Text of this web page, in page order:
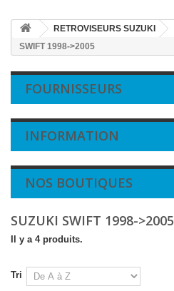
RETROVISEURS SUZUKI
SWIFT 1998->2005
FOURNISSEURS
INFORMATION
NOS BOUTIQUES
SUZUKI SWIFT 1998->2005
Il y a 4 produits.
Tri